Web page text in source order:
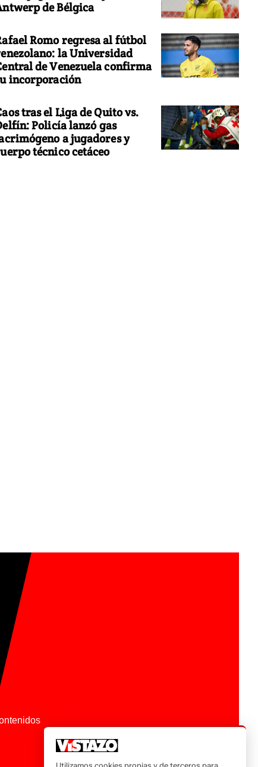
de Bélgica
Romo regresa al fútbol
la Universidad
de Venezuela confirma
incorporación
tras el Liga de Quito vs.
Policía lanzó gas
a jugadores y
técnico cetáceo